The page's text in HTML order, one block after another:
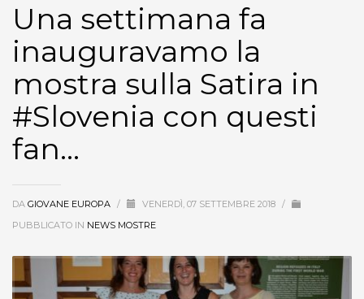
Una settimana fa
inauguravamo la
mostra sulla Satira in
#Slovenia con questi
fan…
DA GIOVANE EUROPA / VENERDÌ, 07 SETTEMBRE 2018 /
PUBBLICATO IN NEWS MOSTRE